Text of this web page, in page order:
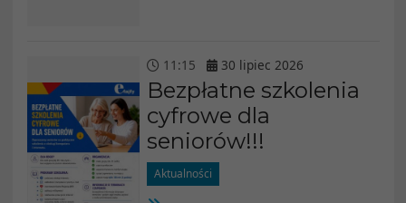
11 :15 30 lipiec 2026
Bezpłatne szkolenia
cyfrowe dla
seniorów!!!
Aktualności